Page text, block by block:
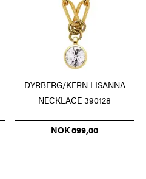
DYRBERG/KERN LISANNA
NECKLACE 390128
NOK 699,00